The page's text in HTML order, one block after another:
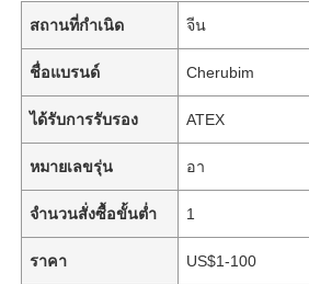
สถานที่กำเนิด จีน
ชื่อแบรนด์ Cherubim
ได้รับการรับรอง ATEX
หมายเลขรุ่น อา
จำนวนสั่งซื้อขั้นต่ำ 1
ราคา US$1-100